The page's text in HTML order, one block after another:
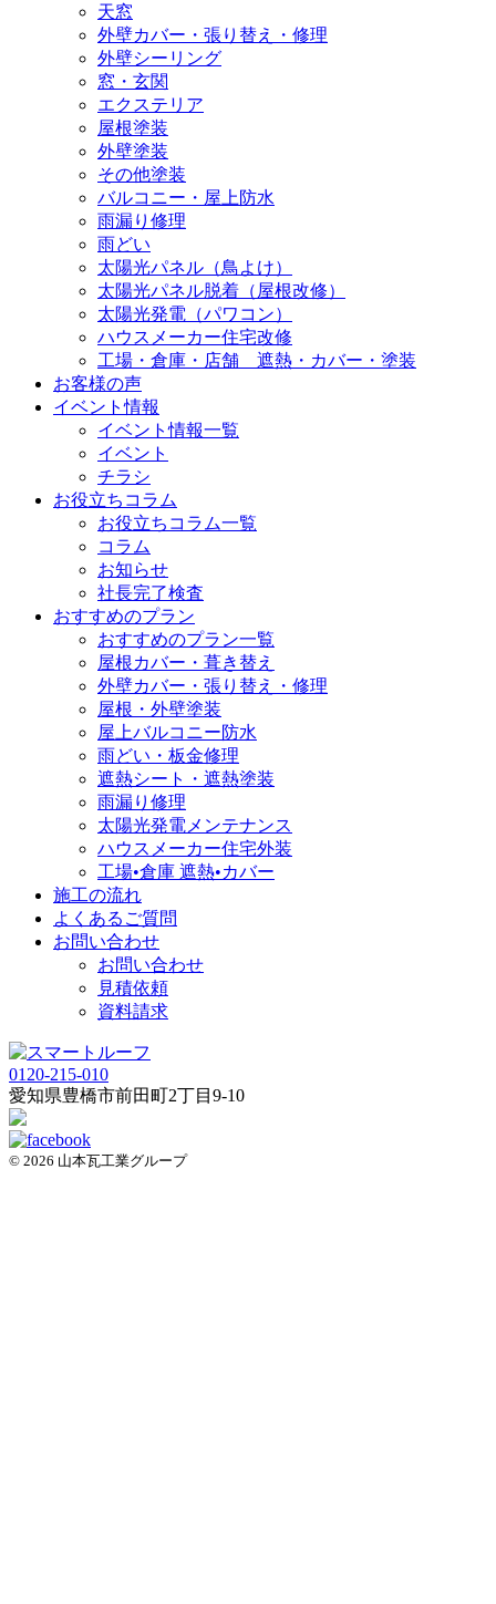
天窓
外壁カバー・張り替え・修理
外壁シーリング
窓・玄関
エクステリア
屋根塗装
外壁塗装
その他塗装
バルコニー・屋上防水
雨漏り修理
雨どい
太陽光パネル（鳥よけ）
太陽光パネル脱着（屋根改修）
太陽光発電（パワコン）
ハウスメーカー住宅改修
工場・倉庫・店舗 遮熱・カバー・塗装
お客様の声
イベント情報
イベント情報一覧
イベント
チラシ
お役立ちコラム
お役立ちコラム一覧
コラム
お知らせ
社長完了検査
おすすめのプラン
おすすめのプラン一覧
屋根カバー・葺き替え
外壁カバー・張り替え・修理
屋根・外壁塗装
屋上バルコニー防水
雨どい・板金修理
遮熱シート・遮熱塗装
雨漏り修理
太陽光発電メンテナンス
ハウスメーカー住宅外装
工場•倉庫 遮熱•カバー
施工の流れ
よくあるご質問
お問い合わせ
お問い合わせ
見積依頼
資料請求
0120-215-010
愛知県豊橋市前田町2丁目9-10
© 2026 山本瓦工業グループ